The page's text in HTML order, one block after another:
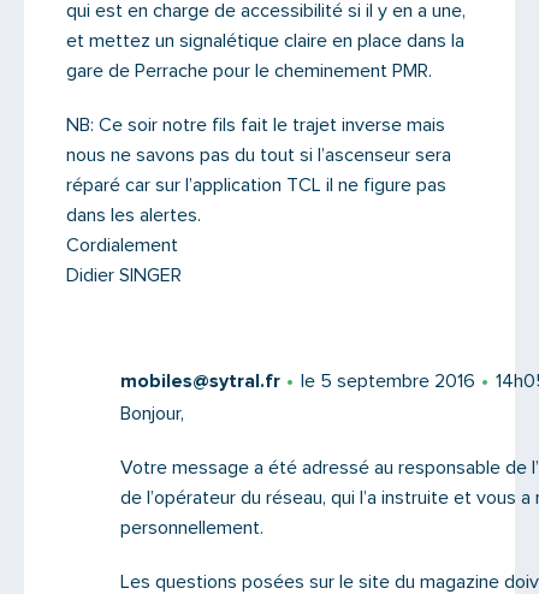
qui est en charge de accessibilité si il y en a une,
et mettez un signalétique claire en place dans la
gare de Perrache pour le cheminement PMR.
NB: Ce soir notre fils fait le trajet inverse mais
nous ne savons pas du tout si l’ascenseur sera
réparé car sur l’application TCL il ne figure pas
dans les alertes.
Cordialement
Didier SINGER
mobiles@sytral.fr le 5 septembre 2016
Bonjour,
Votre message a été adressé au responsable de
de l’opérateur du réseau, qui l’a instruite et vous a
personnellement.
Les questions posées sur le site du magazine